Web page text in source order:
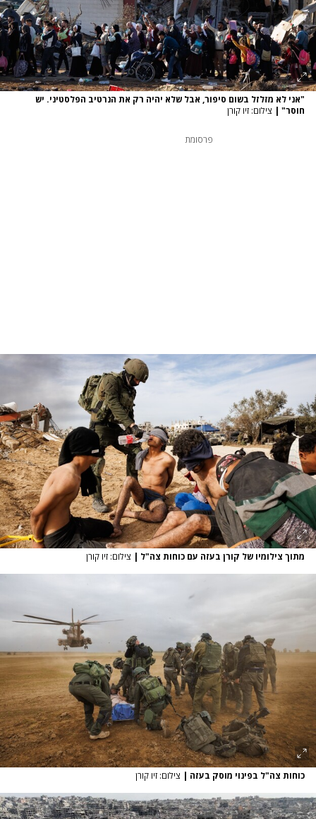
"אני לא מזלזל בשום סיפור, אבל שלא יהיה רק את הנרטיב הפלסטיני. יש
חוסר" | צילום: זיו קורן
פרסומת
מתוך צילומיו של קורן בעזה עם כוחות צה"ל | צילום: זיו קורן
כוחות צה"ל בפינוי מוסק בעזה צילום: זיו קורן